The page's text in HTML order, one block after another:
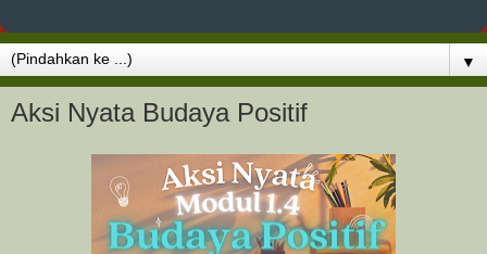
▼
Aksi Nyata Budaya Positif